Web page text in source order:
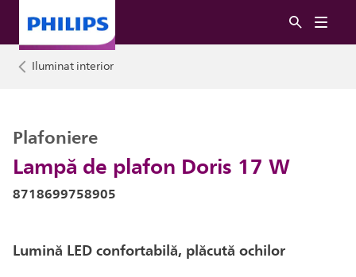
Iluminat interior
Lampă de plafon Doris 17 W
Plafoniere
8718699758905
Lumină LED confortabilă, plăcută ochilor